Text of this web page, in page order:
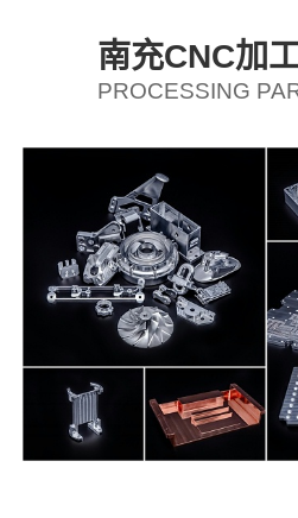
南充CNC加
PROCESSING